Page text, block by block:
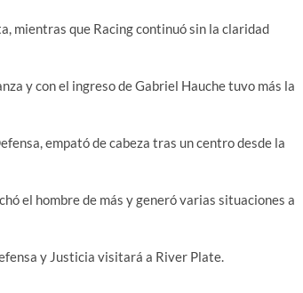
mientras que Racing continuó sin la claridad
y con el ingreso de Gabriel Hauche tuvo más la
empató de cabeza tras un centro desde la
el hombre de más y generó varias situaciones a
y Justicia visitará a River Plate.